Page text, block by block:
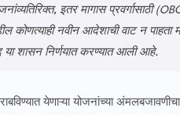
इतर मागास प्रवर्गासाठी
कोणत्याही नवीन आदेशाची वाट न पाहता
शासन निर्णयात करण्यात आली आहे.
राबविण्यात येणाऱ्या योजनांच्या